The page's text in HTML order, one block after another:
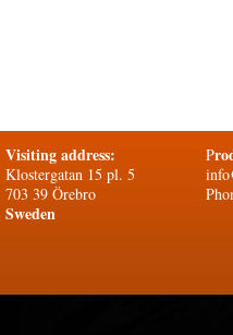
Visiting address:
Klostergatan 15 pl. 5
703 39 Örebro
Sweden
P